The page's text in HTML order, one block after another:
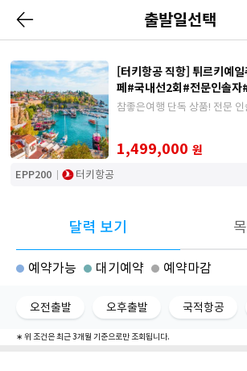
출발일선택
[터키항공 직항] 튀르키예
페#국내선2회#전문인솔자
11대특식
참좋은여행 단독 상품! 전문
1,499,000 원
EPP200 터키항공
달력 보기
예약가능 대기예약 예약마감
오전출발 오후출발 국적항공
∗ 위 조건은 최근 3개월 기준으로만 조회됩니다.